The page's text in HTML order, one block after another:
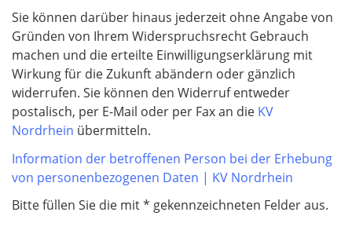
Sie können darüber hinaus jederzeit ohne Angabe von
Gründen von Ihrem Widerspruchsrecht Gebrauch
machen und die erteilte Einwilligungserklärung mit
Wirkung für die Zukunft abändern oder gänzlich
widerrufen. Sie können den Widerruf entweder
postalisch, per E-Mail oder per Fax an die KV
Nordrhein übermitteln.
Information der betroffenen Person bei der Erhebung
von personenbezogenen Daten | KV Nordrhein
Bitte füllen Sie die mit * gekennzeichneten Felder aus.